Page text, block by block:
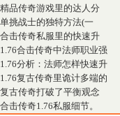
精品传奇游戏里的达人分
单挑战士的独特方法(一
合击传奇私服里的快速升
1.76合击传奇中法师职业强
1.76分析：法师怎样快速升
1.76复古传奇里诡计多端的
复古传奇打破了平衡观念
合击传奇1.76私服细节。